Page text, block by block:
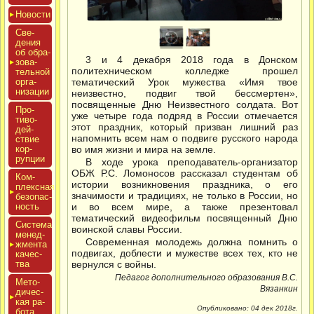
Новос­ти
Све­
дения
об об­ра­
зова­
тель­ной
ор­га­
низа­ции
Про­
тиво­
дей­
ствие
кор­
рупции
Ком­
плексная
бе­зопас­
ность
Сис­те­ма
ме­нед­
жмен­та
ка­чес­
тва
Мето­
дичес­
кая ра­
бота
3 и 4 декабря 2018 года в Донском
политехническом колледже прошел
тематический Урок мужества «Имя твое
неизвестно, подвиг твой бессмертен»,
посвященные Дню Неизвестного солдата. Вот
уже четыре года подряд в России отмечается
этот праздник, который призван лишний раз
напомнить всем нам о подвиге русского народа
во имя жизни и мира на земле.
В ходе урока преподаватель-организатор
ОБЖ Р.С. Ломоносов рассказал студентам об
истории возникновения праздника, о его
значимости и традициях, не только в России, но
и во всем мире, а также презентовал
тематический видеофильм посвященный Дню
воинской славы России.
Современная молодежь должна помнить о
подвигах, доблести и мужестве всех тех, кто не
вернулся с войны.
Педагог дополнительного образования В.С.
Вязанкин
Опубликовано: 04 дек 2018г.